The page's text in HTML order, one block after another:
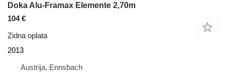
Doka Alu-Framax Elemente 2,70m
104 €
Zidna oplata
2013
Austrija, Ennsbach